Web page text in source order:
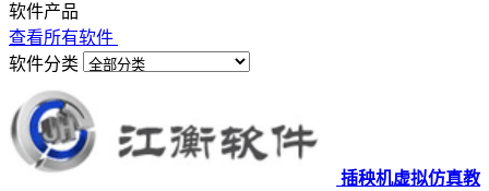
软件产品
查看所有软件
软件分类
插秧机虚拟仿真教